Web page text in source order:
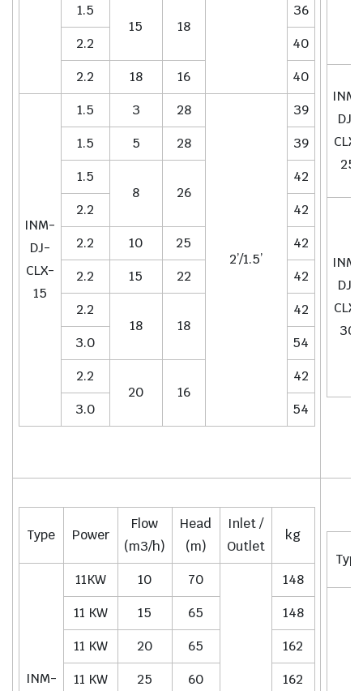
1.5
15
18
36
2.2
40
2.2
18 16 40
INM-
DJ-
CLX-
15
1.5 3 28
2’/1.5’
39
1.5
5 28
39
1.5
8
26
42
2.2
42
2.2
10 25
42
2.2
15 22
42
2.2
18
18
42
3.0
54
2.2
20
16
42
3.0
54
INM-
DJ-
CLX-
25
INM-
DJ-
CLX-
30
Type Power
Flow
(m3/h)
Head
(m)
Inlet /
Outlet
kg
INM-
11KW 10 70
148
11 KW
15 65
148
11 KW
20 65
162
11 KW
25 60
162
Type